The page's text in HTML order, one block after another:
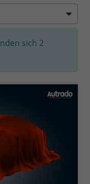
sich 2